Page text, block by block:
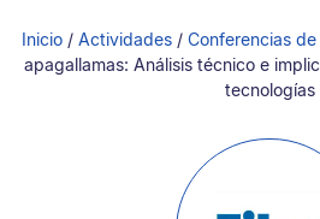
Inicio / Actividades / Conferencias
apagallamas: Análisis técnico e
tecnologías